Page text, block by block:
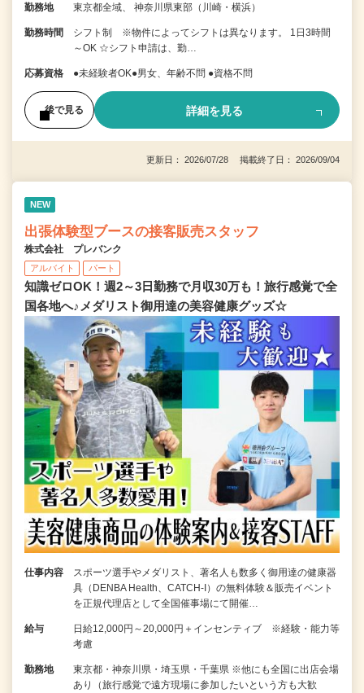
勤務地 東京都全域、 神奈川県東部（川崎・横浜）
勤務時間
シフト制 ※物件によってシフトは異なります。 1日3時間
～OK ☆シフト申請は、勤…
応募資格 ●未経験者OK●男女、年齢不問 ●資格不問
後で見る 詳細を見る
更新日： 2026/07/28 掲載終了日： 2026/09/04
NEW
出張体験型ブースの接客販売スタッフ
株式会社 プレバンク
アルバイト パート
知識ゼロOK！週2～3日勤務で月収30万も！旅行感覚で全
国各地へ♪メダリスト御用達の美容健康グッズ☆
仕事内容
スポーツ選手やメダリスト、著名人も数多く御用達の健康器
具（DENBA Health、CATCH-I）の無料体験＆販売イベント
を正規代理店として全国催事場にて開催…
給与
日給12,000円～20,000円＋インセンティブ ※経験・能力等
考慮
勤務地
東京都・神奈川県・埼玉県・千葉県 ※他にも全国に出店会場
あり（旅行感覚で遠方現場に参加したいという方も大歓